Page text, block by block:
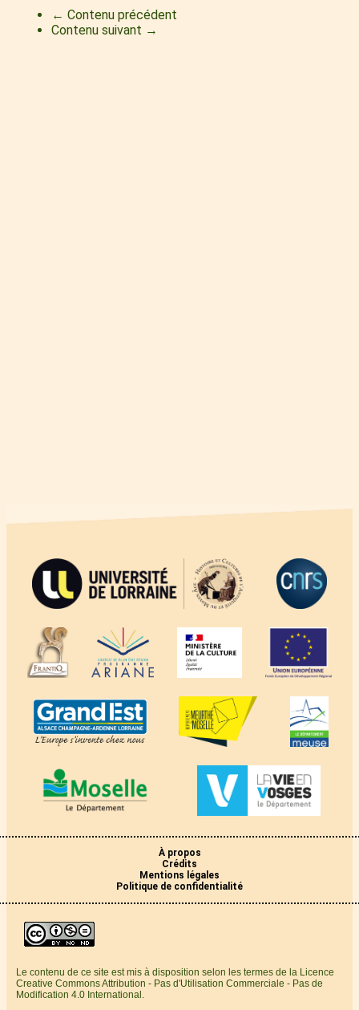
← Contenu précédent
Contenu suivant →
À propos
Crédits
Mentions légales
Politique de confidentialité
Le contenu de ce site est mis à disposition selon les termes de la Licence
Creative Commons Attribution - Pas d'Utilisation Commerciale - Pas de
Modification 4.0 International.